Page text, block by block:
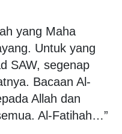
yang Maha
Untuk yang
SAW, segenap
Bacaan Al-
Allah dan
Al-Fatihah…”